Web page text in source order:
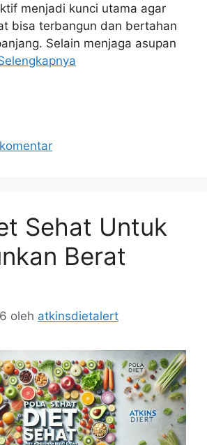
menjadi kunci utama agar
bisa terbangun dan bertahan
Selain menjaga asupan
Sehat Untuk
Berat
oleh atkinsdietalert